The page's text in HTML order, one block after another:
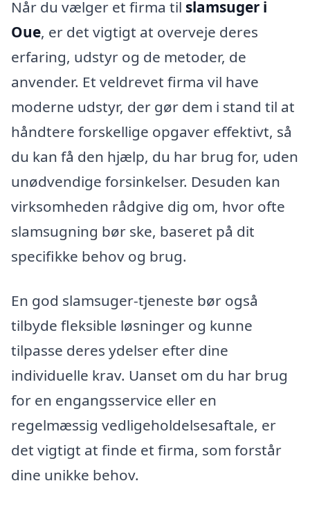
Når du vælger et firma til slamsuger i
Oue, er det vigtigt at overveje deres
erfaring, udstyr og de metoder, de
anvender. Et veldrevet firma vil have
moderne udstyr, der gør dem i stand til at
håndtere forskellige opgaver effektivt, så
du kan få den hjælp, du har brug for, uden
unødvendige forsinkelser. Desuden kan
virksomheden rådgive dig om, hvor ofte
slamsugning bør ske, baseret på dit
specifikke behov og brug.
En god slamsuger-tjeneste bør også
tilbyde fleksible løsninger og kunne
tilpasse deres ydelser efter dine
individuelle krav. Uanset om du har brug
for en engangsservice eller en
regelmæssig vedligeholdelsesaftale, er
det vigtigt at finde et firma, som forstår
dine unikke behov.